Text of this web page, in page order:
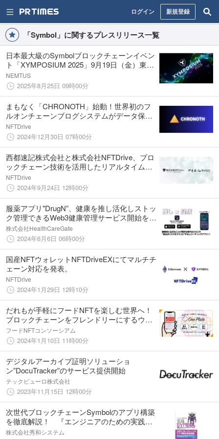
ログイン 新規登録
「Symbol」に関するプレスリリース一覧
日本最大級のSymbolブロックチェーンイベン
ト「XYMPOSIUM 2025」9月19日（金）東京
にて開催決定
NEMTUS
2025年8月25日 09時00分
まもなく「CHRONOTH」始動！世界初のフ
ルオンチェーンブログシステムがデータ保存
の未来を変える
NFTDrive
2024年12月30日 07時00分
西都速記株式会社と株式会社NFTDrive、ブロ
ックチェーン技術を活用したリアルタイム字
幕連携入力システムの実証実験を開始
NFTDrive
2024年9月24日 12時00分
服薬アプリ"DrugN”、健康を推し活化しストッ
ク管理できるWeb3健康管理サービス開始を発
表！
株式会社HealthCareGate
2024年6月6日 06時00分
国産NFTウォレットNFTDriveEXにてマルチチ
ェーン対応を発表。
NFTDrive
2024年1月29日 12時10分
だれもが手軽にフードNFTを楽しむ世界へ！
ブロックチェーンをフレンドリーにするウェ
ブアプリ「ONEPLATE」をローンチ
フードNFTコンソーシアム
2024年1月10日 11時00分
デジタルアーカイブ証明ソリューショ
ン”DocuTracker”のサービス提供開始
テックビューロ株式会社
2023年11月15日 12時00分
次世代ブロックチェーンSymbolのアプリ構築
を徹底解説！ 『エンジニアのための実践
SYMBOLブロックチェーンアプリケーショ
株式会社秀和システム